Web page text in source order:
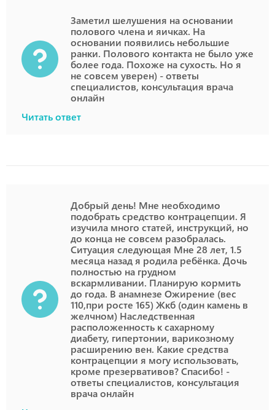
Заметил шелушения на основании
полового члена и яичках. На
основании появились небольшие
ранки. Полового контакта не было уже
более года. Похоже на сухость. Но я
не совсем уверен) - ответы
специалистов, консультация врача
онлайн
Читать ответ
Добрый день! Мне необходимо
подобрать средство контрацепции. Я
изучила много статей, инструкций, но
до конца не совсем разобралась.
Ситуация следующая Мне 28 лет, 1.5
месяца назад я родила ребёнка. Дочь
полностью на грудном
вскармливании. Планирую кормить
до года. В анамнезе Ожирение (вес
110,при росте 165) Жкб (один камень в
желчном) Наследственная
расположенность к сахарному
диабету, гипертонии, варикозному
расширению вен. Какие средства
контрацепции я могу использовать,
кроме презервативов? Спасибо! -
ответы специалистов, консультация
врача онлайн